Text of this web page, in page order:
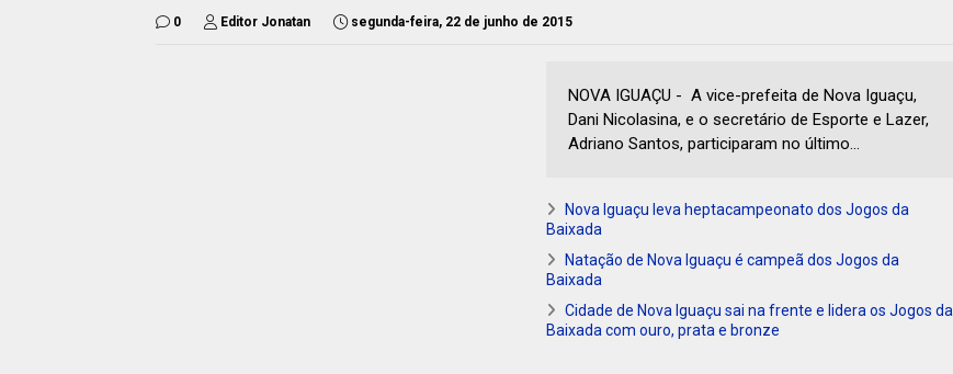
0 Editor Jonatan segunda-feira, 22 de junho de 2015
NOVA IGUAÇU - A vice-prefeita de Nova Iguaçu,
Dani Nicolasina, e o secretário de Esporte e Lazer,
Adriano Santos, participaram no último...
Nova Iguaçu leva heptacampeonato dos Jogos da
Baixada
Natação de Nova Iguaçu é campeã dos Jogos da
Baixada
Cidade de Nova Iguaçu sai na frente e lidera os Jogos da
Baixada com ouro, prata e bronze